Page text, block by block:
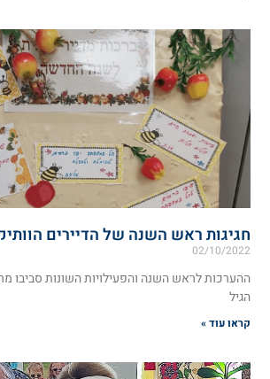
חגיגות ראש השנה של הדיירים
02/10/2022
ההערכות לראש השנה והפעילויות השונות סביבו
הגיל
קראו עוד »